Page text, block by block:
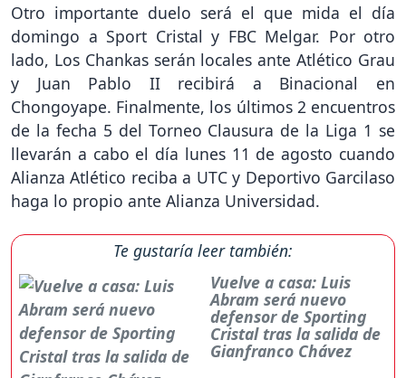
Otro importante duelo será el que mida el día
domingo a Sport Cristal y FBC Melgar. Por otro
lado, Los Chankas serán locales ante Atlético Grau
y Juan Pablo II recibirá a Binacional en
Chongoyape. Finalmente, los últimos 2 encuentros
de la fecha 5 del Torneo Clausura de la Liga 1 se
llevarán a cabo el día lunes 11 de agosto cuando
Alianza Atlético reciba a UTC y Deportivo Garcilaso
haga lo propio ante Alianza Universidad.
Te gustaría leer también:
Vuelve a casa: Luis
Abram será nuevo
defensor de Sporting
Cristal tras la salida de
Gianfranco Chávez